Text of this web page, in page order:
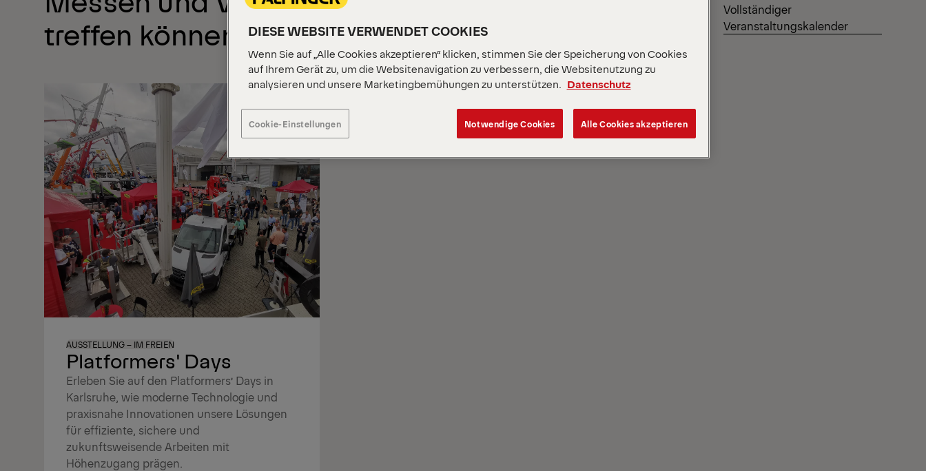
treffen können
Vollständiger
Veranstaltungskalender
Platformers' Days
AUSSTELLUNG – IM FREIEN
Erleben Sie auf den Platformers’ Days in
Karlsruhe, wie moderne Technologie und
praxisnahe Innovationen unsere Lösungen
für effiziente, sichere und
zukunftsweisende Arbeiten mit
Höhenzugang prägen.
DIESE WEBSITE VERWENDET COOKIES
Wenn Sie auf „Alle Cookies akzeptieren“ klicken, stimmen Sie der Speicherung von Cookies
auf Ihrem Gerät zu, um die Websitenavigation zu verbessern, die Websitenutzung zu
analysieren und unsere Marketingbemühungen zu unterstützen. Datenschutz
Cookie-Einstellungen Notwendige Cookies Alle Cookies akzeptieren